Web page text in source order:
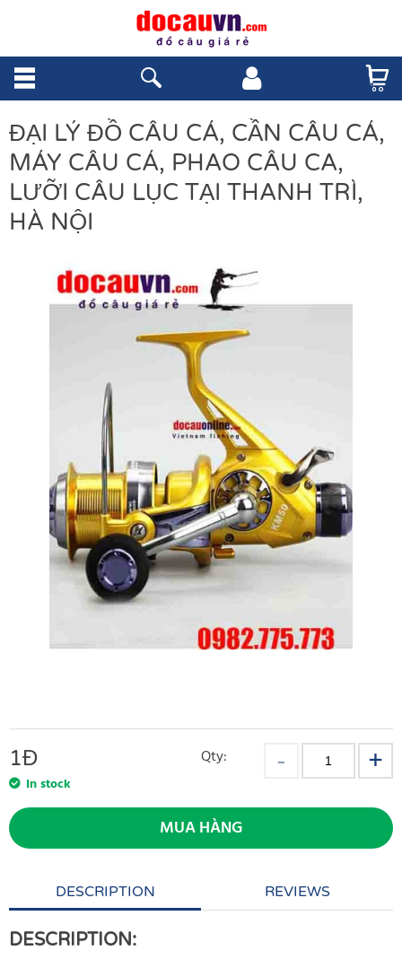
ĐẠI LÝ ĐỒ CÂU CÁ, CẦN CÂU CÁ,
MÁY CÂU CÁ, PHAO CÂU CA,
LƯỠI CÂU LỤC TẠI THANH TRÌ,
HÀ NỘI
1Đ
In stock
Qty:
MUA HÀNG
DESCRIPTION REVIEWS
DESCRIPTION: